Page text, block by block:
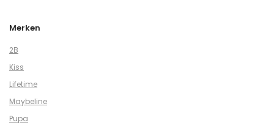
Merken
2B
Kiss
Lifetime
Maybeline
Pupa